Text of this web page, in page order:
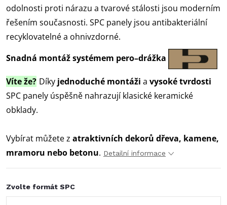
odolnosti proti nárazu a tvarové stálosti jsou moderním
řešením současnosti. SPC panely jsou antibakteriální
recyklovatelné a ohnivzdorné.
Snadná montáž systémem pero–drážka
Víte že? Díky jednoduché montáži a vysoké tvrdosti
SPC panely úspěšně nahrazují klasické keramické
obklady.
Vybírat můžete z atraktivních dekorů dřeva, kamene,
mramoru nebo betonu. Detailní informace
Zvolte formát SPC